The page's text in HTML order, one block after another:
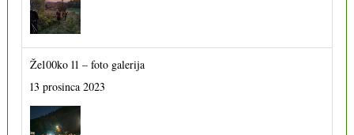
Že100ko 11 – foto galerija
13 prosinca 2023